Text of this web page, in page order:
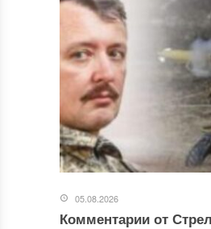
Этот сайт использует Akismet
Узнайте, как обрабатываются
персональных данных.
05.08.2026
Комментарии от